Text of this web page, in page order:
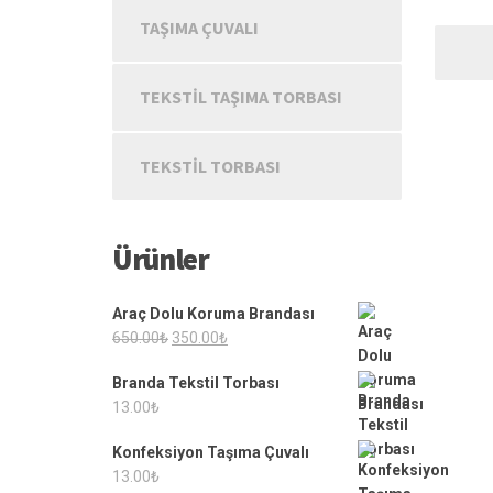
TAŞIMA ÇUVALI
TEKSTIL TAŞIMA TORBASI
TEKSTIL TORBASI
Ürünler
Araç Dolu Koruma Brandası
650.00₺ Orijinal
650.00₺.
350.00₺
fiyat:
Branda Tekstil Torbası
13.00₺
Konfeksiyon Taşıma Çuvalı
13.00₺